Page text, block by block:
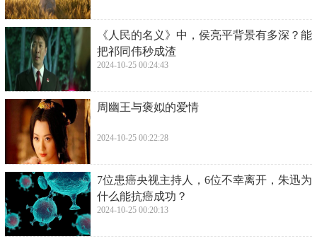
​《人民的名义》中，侯亮平背景有多深？能
把祁同伟秒成渣
2024-10-25 00:24:43
​周幽王与褒姒的爱情
2024-10-25 00:22:28
​7位患癌央视主持人，6位不幸离开，朱迅为
什么能抗癌成功？
2024-10-25 00:20:13